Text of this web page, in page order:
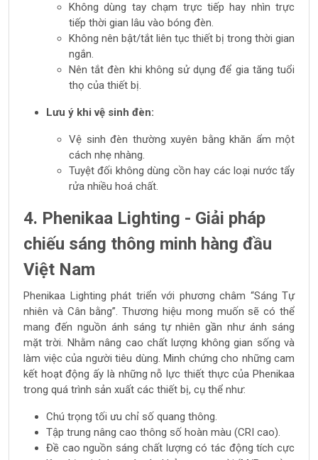
Không dùng tay chạm trực tiếp hay nhìn trực
tiếp thời gian lâu vào bóng đèn.
Không nên bật/tắt liên tục thiết bị trong thời gian
ngắn.
Nên tắt đèn khi không sử dụng để gia tăng tuổi
thọ của thiết bị.
Lưu ý khi vệ sinh đèn:
Vệ sinh đèn thường xuyên bằng khăn ẩm một
cách nhẹ nhàng.
Tuyệt đối không dùng cồn hay các loại nước tẩy
rửa nhiều hoá chất.
4. Phenikaa Lighting - Giải pháp
chiếu sáng thông minh hàng đầu
Việt Nam
Phenikaa Lighting phát triển với phương châm “Sáng Tự
nhiên và Cân bằng”. Thương hiệu mong muốn sẽ có thể
mang đến nguồn ánh sáng tự nhiên gần như ánh sáng
mặt trời. Nhằm nâng cao chất lượng không gian sống và
làm việc của người tiêu dùng. Minh chứng cho những cam
kết hoạt động ấy là những nỗ lực thiết thực của Phenikaa
trong quá trình sản xuất các thiết bị, cụ thể như:
Chú trọng tối ưu chỉ số quang thông.
Tập trung nâng cao thông số hoàn màu (CRI cao).
Đề cao nguồn sáng chất lượng có tác động tích cực